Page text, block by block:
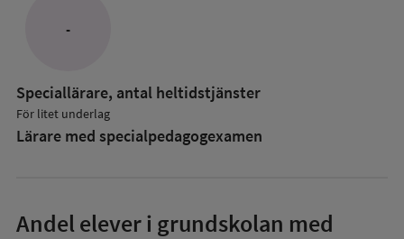
-
Speciallärare, antal heltidstjänster
För litet underlag
Lärare med specialpedagog­examen
Andel elever i grundskolan med